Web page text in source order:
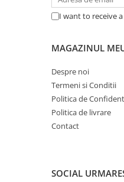
Ecrane Digital Signage
Ecrane Touchscreen Digital
Proiectoare Business
Proiectoare Consumer
Componente
Plăci de baza
Plăci de Bază Amd
Plăci de Bază Intel
I want to receive
MAGAZINUL
Despre noi
Termeni si Conditii
Politica de
Politica de livrare
Contact
SOCIAL